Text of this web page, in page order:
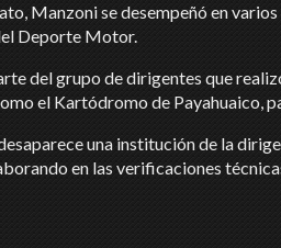
Manzoni se desempeñó en
Deporte Motor.
del grupo de dirigentes que
el Kartódromo de Payahuaico,
una institución de la
en las verificaciones